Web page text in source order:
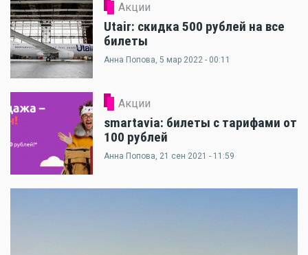
Акции
Utair: скидка 500 рублей на все
билеты
Анна Попова, 5 мар 2022 - 00:11
Акции
smartavia: билеты с тарифами от
100 рублей
Анна Попова, 21 сен 2021 - 11:59